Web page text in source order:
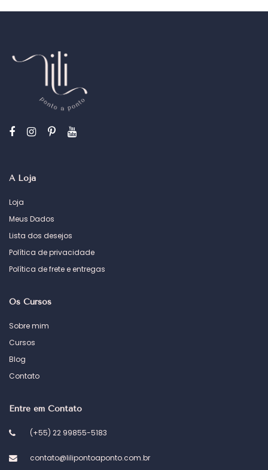
A Loja
Loja
Meus Dados
Lista dos desejos
Política de privacidade
Política de frete e entregas
Os Cursos
Sobre mim
Cursos
Blog
Contato
Entre em Contato
(+55) 22 99855-5183
contato@lilipontoaponto.com.br